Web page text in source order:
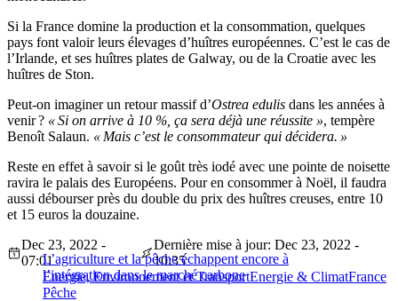
Si la France domine la production et la consommation, quelques
pays font valoir leurs élevages d’huîtres européennes. C’est le cas de
l’Irlande, et ses huîtres plates de Galway, ou de la Croatie avec les
huîtres de Ston.
Peut-on imaginer un retour massif d’Ostrea edulis dans les années à
venir ? « Si on arrive à 10 %, ça sera déjà une réussite », tempère
Benoît Salaun. « Mais c’est le consommateur qui décidera. »
Reste en effet à savoir si le goût très iodé avec une pointe de noisette
ravira le palais des Européens. Pour en consommer à Noël, il faudra
aussi débourser près du double du prix des huîtres creuses, entre 10
et 15 euros la douzaine.
L’agriculture et la pêche échappent encore à
l’intégration dans le marché carbone
Dec 23, 2022 -
07:01
Dernière mise à jour: Dec 23, 2022 -
10:35
Energie, Environnement et TransportEnergie & ClimatFrance
Pêche